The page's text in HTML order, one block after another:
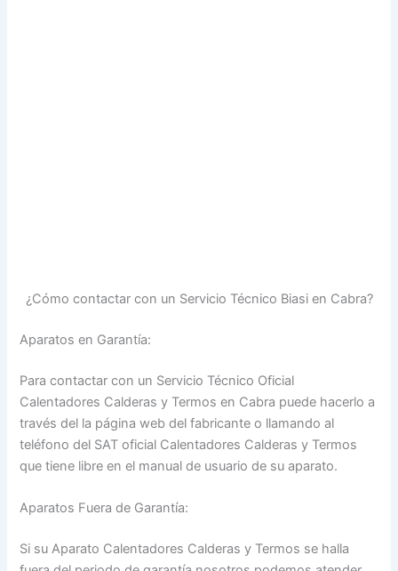
¿Cómo contactar con un Servicio Técnico Biasi en Cabra?
Aparatos en Garantía:
Para contactar con un Servicio Técnico Oficial
Calentadores Calderas y Termos en Cabra puede hacerlo a
través del la página web del fabricante o llamando al
teléfono del SAT oficial Calentadores Calderas y Termos
que tiene libre en el manual de usuario de su aparato.
Aparatos Fuera de Garantía:
Si su Aparato Calentadores Calderas y Termos se halla